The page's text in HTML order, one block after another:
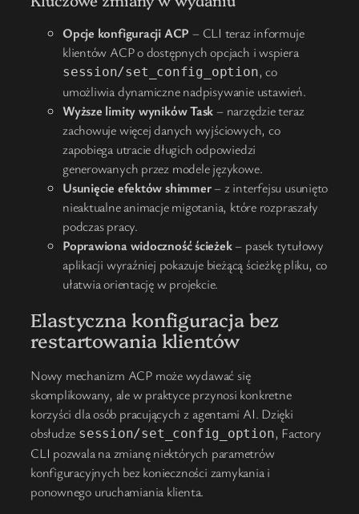
Opcje konfiguracji ACP – CLI teraz informuje
klientów ACP o dostępnych opcjach i wspiera
session/set_config_option, co
umożliwia dynamiczne nadpisywanie ustawień.
Wyższe limity wyników Task– narzędzie teraz
zachowuje więcej danych wyjściowych, co
zapobiega utracie długich odpowiedzi
generowanych przez modele językowe.
Usunięcie efektów shimmer– z interfejsu usunięto
nieaktualne animacje migotania, które rozpraszały
podczas pracy.
Poprawiona widoczność ścieżek– pasek tytułowy
aplikacji wyraźniej pokazuje bieżącą ścieżkę pliku, co
ułatwia orientację w projekcie.
Elastyczna konfiguracja bez
restartowania klientów
Nowy mechanizm ACP może wydawać się
skomplikowany, ale w praktyce przynosi konkretne
korzyści dla osób pracujących z agentami AI. Dzięki
obsłudze session/set_config_option, Factory
CLI pozwala na zmianę niektórych parametrów
konfiguracyjnych bez konieczności zamykania i
ponownego uruchamiania klienta.